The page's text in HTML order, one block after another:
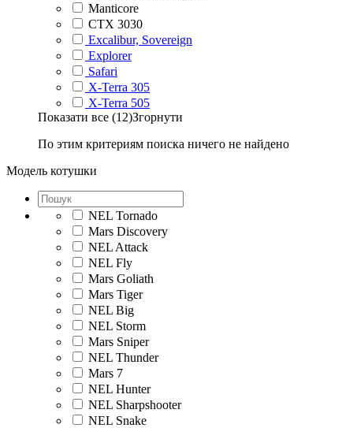
Manticore
CTX 3030
Excalibur, Sovereign
Explorer
Safari
X-Terra 305
X-Terra 505
Показати все (12)Згорнути
По этим критериям поиска ничего не найдено
Модель котушки
NEL Tornado
Mars Discovery
NEL Attack
NEL Fly
Mars Goliath
Mars Tiger
NEL Big
NEL Storm
Mars Sniper
NEL Thunder
Mars 7
NEL Hunter
NEL Sharpshooter
NEL Snake